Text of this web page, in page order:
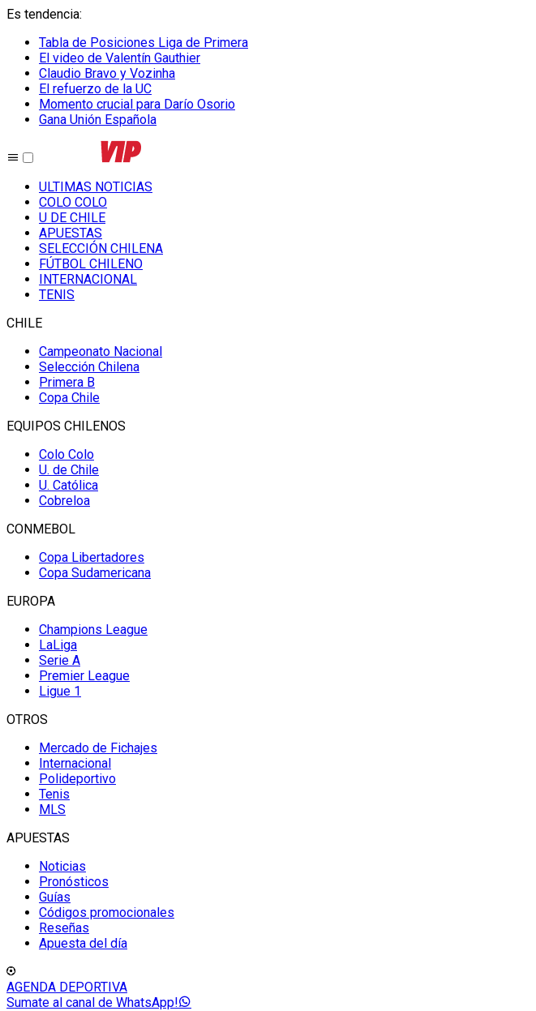
Es tendencia:
Tabla de Posiciones Liga de Primera
El video de Valentín Gauthier
Claudio Bravo y Vozinha
El refuerzo de la UC
Momento crucial para Darío Osorio
Gana Unión Española
ULTIMAS NOTICIAS
COLO COLO
U DE CHILE
APUESTAS
SELECCIÓN CHILENA
FÚTBOL CHILENO
INTERNACIONAL
TENIS
CHILE
Campeonato Nacional
Selección Chilena
Primera B
Copa Chile
EQUIPOS CHILENOS
Colo Colo
U. de Chile
U. Católica
Cobreloa
CONMEBOL
Copa Libertadores
Copa Sudamericana
EUROPA
Champions League
LaLiga
Serie A
Premier League
Ligue 1
OTROS
Mercado de Fichajes
Internacional
Polideportivo
Tenis
MLS
APUESTAS
Noticias
Pronósticos
Guías
Códigos promocionales
Reseñas
Apuesta del día
AGENDA DEPORTIVA
Sumate al canal de WhatsApp!